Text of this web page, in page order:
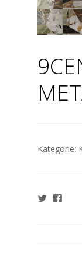
Kategorie: